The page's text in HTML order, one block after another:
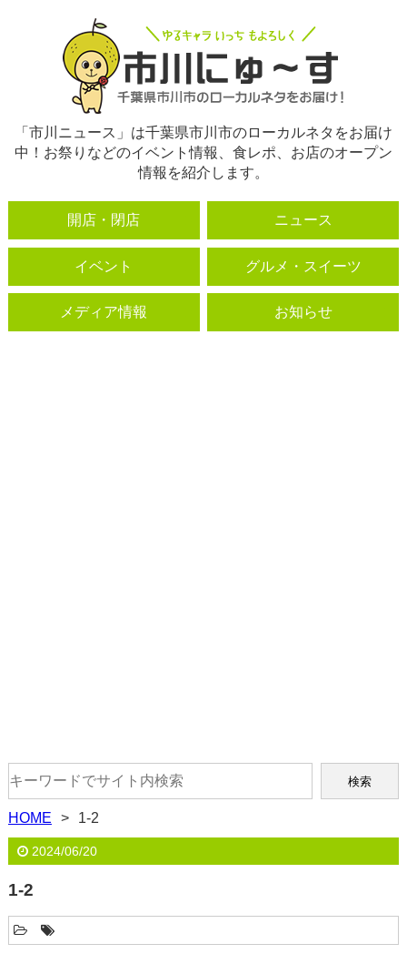
「市川ニュース」は千葉県市川市のローカルネタをお届け
中！お祭りなどのイベント情報、食レポ、お店のオープン
情報を紹介します。
開店・閉店 ニュース
イベント グルメ・スイーツ
メディア情報 お知らせ
HOME 1-2
2024/06/20
1-2